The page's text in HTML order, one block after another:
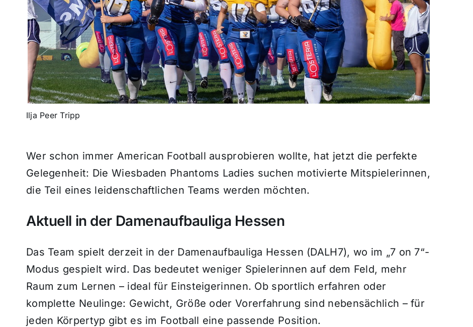
Ilja Peer Tripp
Wer schon immer American Football ausprobieren wollte, hat jetzt die perfekte
Gelegenheit: Die Wiesbaden Phantoms Ladies suchen motivierte Mitspielerinnen,
die Teil eines leidenschaftlichen Teams werden möchten.
Aktuell in der Damenaufbauliga Hessen
Das Team spielt derzeit in der Damenaufbauliga Hessen (DALH7), wo im „7 on 7“-
Modus gespielt wird. Das bedeutet weniger Spielerinnen auf dem Feld, mehr
Raum zum Lernen – ideal für Einsteigerinnen. Ob sportlich erfahren oder
komplette Neulinge: Gewicht, Größe oder Vorerfahrung sind nebensächlich – für
jeden Körpertyp gibt es im Football eine passende Position.